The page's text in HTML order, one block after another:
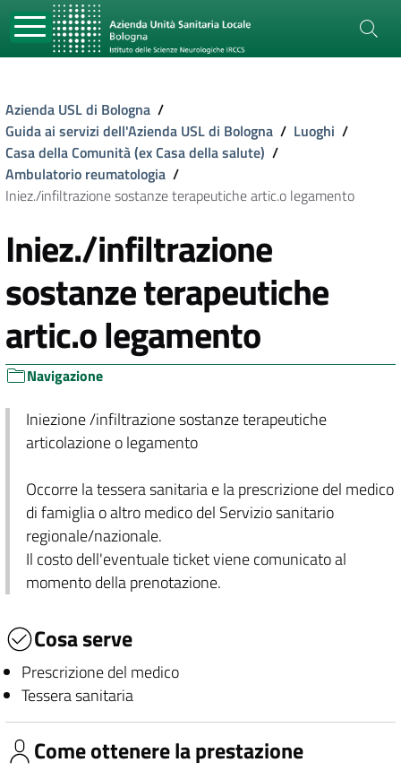
Azienda USL di Bologna /
Guida ai servizi dell'Azienda USL di Bologna / Luoghi /
Casa della Comunità (ex Casa della salute) /
Ambulatorio reumatologia /
Iniez./infiltrazione sostanze terapeutiche artic.o legamento
Iniez./infiltrazione
sostanze terapeutiche
artic.o legamento
Navigazione
Iniezione /infiltrazione sostanze terapeutiche
articolazione o legamento
Occorre la tessera sanitaria e la prescrizione del medico
di famiglia o altro medico del Servizio sanitario
regionale/nazionale.
Il costo dell'eventuale ticket viene comunicato al
momento della prenotazione.
Cosa serve
Prescrizione del medico
Tessera sanitaria
Come ottenere la prestazione